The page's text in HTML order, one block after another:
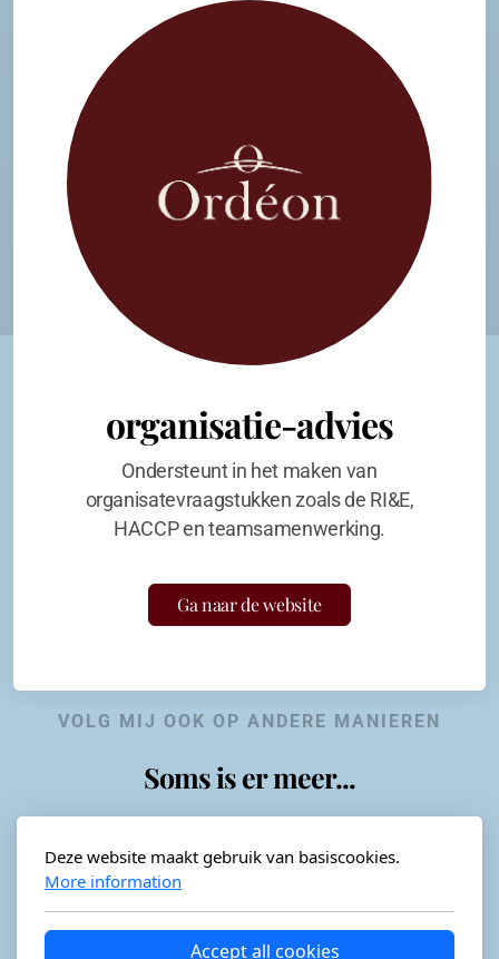
organisatie-advies
Ondersteunt in het maken van
organisatevraagstukken zoals de RI&E,
HACCP en teamsamenwerking.
Ga naar de website
VOLG MIJ OOK OP ANDERE MANIEREN
Soms is er meer...
Horeca-advies
Deze website maakt gebruik van basiscookies.
More information
Accept all cookies